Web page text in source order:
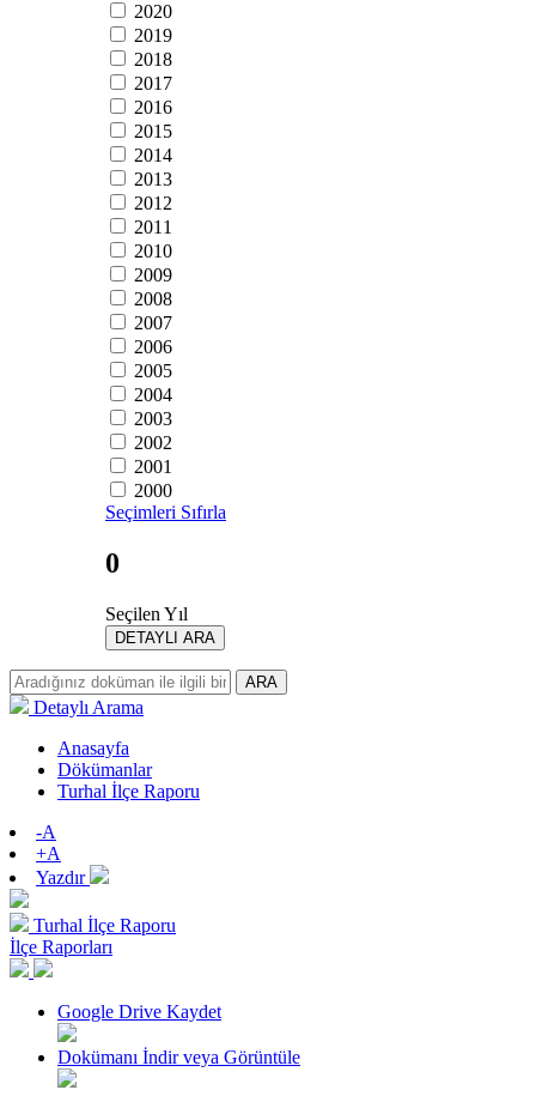
2020
2019
2018
2017
2016
2015
2014
2013
2012
2011
2010
2009
2008
2007
2006
2005
2004
2003
2002
2001
2000
Seçimleri Sıfırla
0
Seçilen Yıl
DETAYLI ARA
ARA
Detaylı Arama
Anasayfa
Dökümanlar
Turhal İlçe Raporu
-A
+A
Yazdır
Turhal İlçe Raporu
İlçe Raporları
Google Drive Kaydet
Dokümanı İndir veya Görüntüle